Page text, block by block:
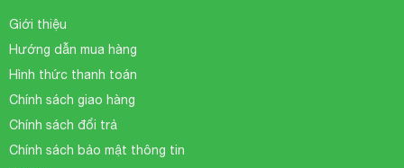
Giới thiệu
Hướng dẫn mua hàng
Hình thức thanh toán
Chính sách giao hàng
Chính sách đổi trả
Chính sách bảo mật thông tin